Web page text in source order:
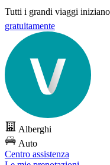
Tutti i grandi viaggi
gratuitamente
Alberghi
Auto
Centro assistenza